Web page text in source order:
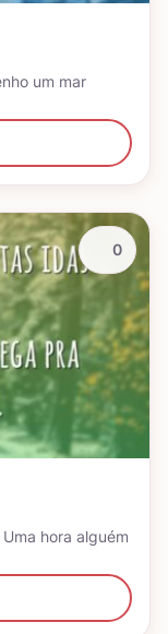
um mar
hora alguém
0